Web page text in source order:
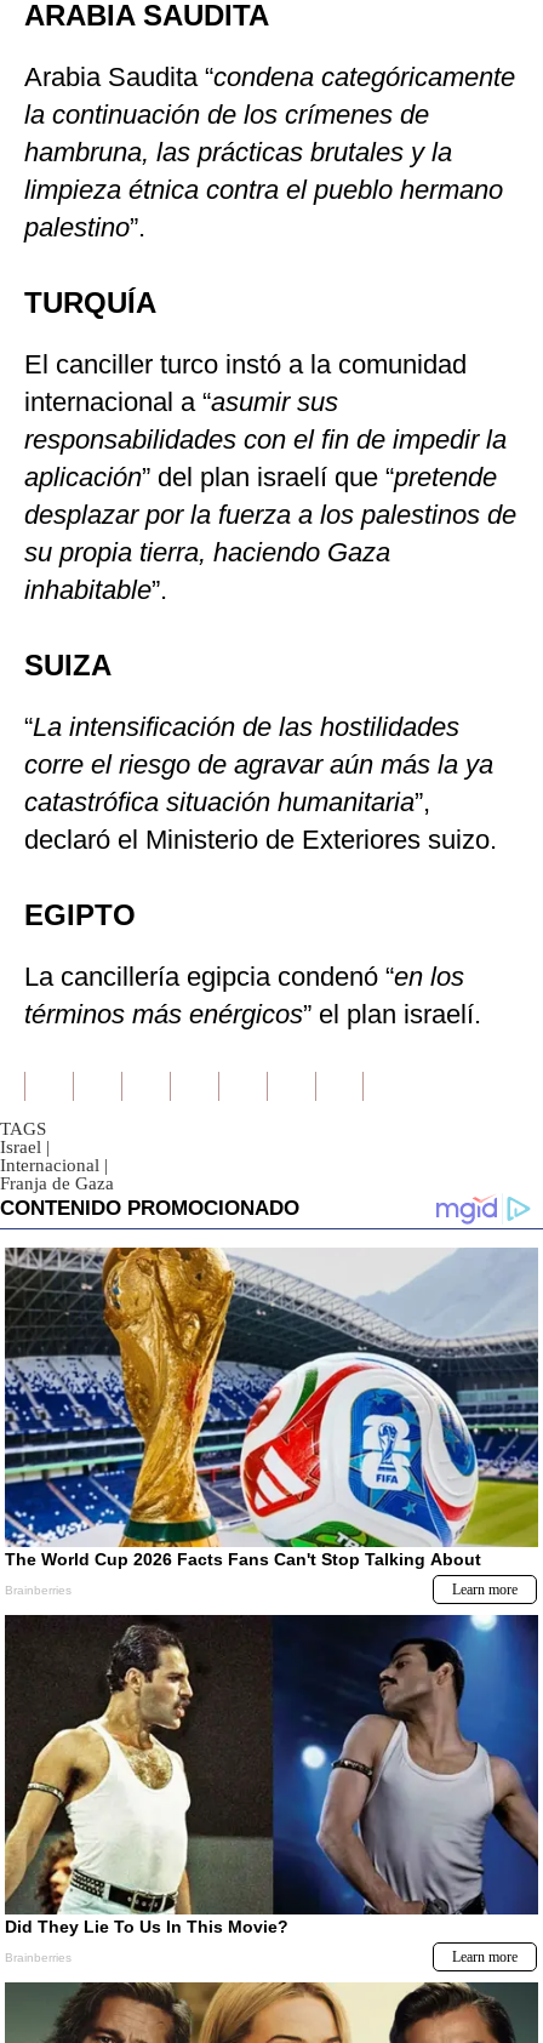
ARABIA SAUDITA
Arabia Saudita “condena categóricamente
la continuación de los crímenes de
hambruna, las prácticas brutales y la
limpieza étnica contra el pueblo hermano
palestino”.
TURQUÍA
El canciller turco instó a la comunidad
internacional a “asumir sus
responsabilidades con el fin de impedir la
aplicación” del plan israelí que “pretende
desplazar por la fuerza a los palestinos de
su propia tierra, haciendo Gaza
inhabitable”.
SUIZA
“La intensificación de las hostilidades
corre el riesgo de agravar aún más la ya
catastrófica situación humanitaria”,
declaró el Ministerio de Exteriores suizo.
EGIPTO
La cancillería egipcia condenó “en los
términos más enérgicos” el plan israelí.
TAGS
Israel |
Internacional |
Franja de Gaza